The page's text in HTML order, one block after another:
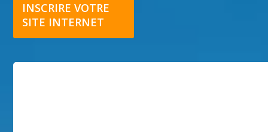
INSCRIRE VOTRE
SITE INTERNET